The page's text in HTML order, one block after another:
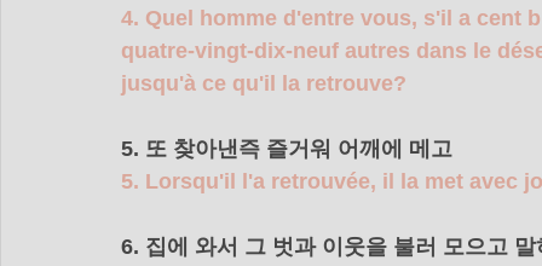
4. Quel homme d'entre vous, s'il a cent
quatre-vingt-dix-neuf autres dans le
jusqu'à ce qu'il la retrouve?
5. 또 찾아낸즉 즐거워 어깨에 메고
5. Lorsqu'il l'a retrouvée, il la met avec
6. 집에 와서 그 벗과 이웃을 불러 모으고